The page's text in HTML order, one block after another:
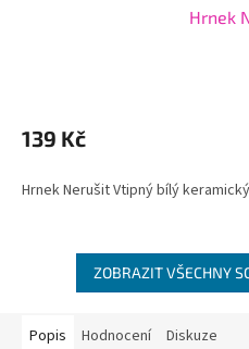
Hrnek
139 Kč
Hrnek Nerušit Vtipný bílý
ZOBRAZIT VŠECHNY
Popis Hodnocení Diskuze